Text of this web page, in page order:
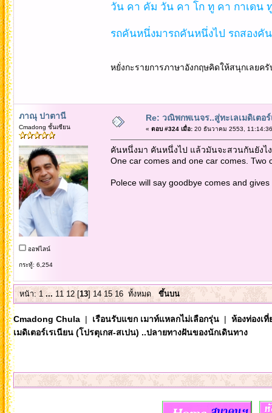
วัน คา คัม วัน คา โก ทู คา กาเดน
รถคันหนึ่งมารถคันหนึ่งไป รถสองคั
หยั่งกะรายการภาษาอังกฤษคิดให้สนุกเลยครั
ภาณุ ปาตานี
Cmadong ชั้นเซียน
ออฟไลน์
กระทู้: 6,254
Re: วณิพกพเนจร..สู่ทะเลเมดิเตอ
« ตอบ #324 เมื่อ:20 ธันวาคม 2553,
คันหนึ่งมา คันหนึ่งไป แล้วมันจะสวนกันยังไ
One car comes and one car comes. Two
Polece will say goodbye comes and
หน้า:1 ... 11 12[13]14 15 16 ทั้งหมด ขึ้นบน
Cmadong Chula| เรือนรับแขก เมาท์แหลกไม่เลือกรุ่น| ห้องท่องเ
เมดิเตอร์เรเนียน (โปรตุเกส-สเปน) ..ปลายทางฝันของนักเดินทาง